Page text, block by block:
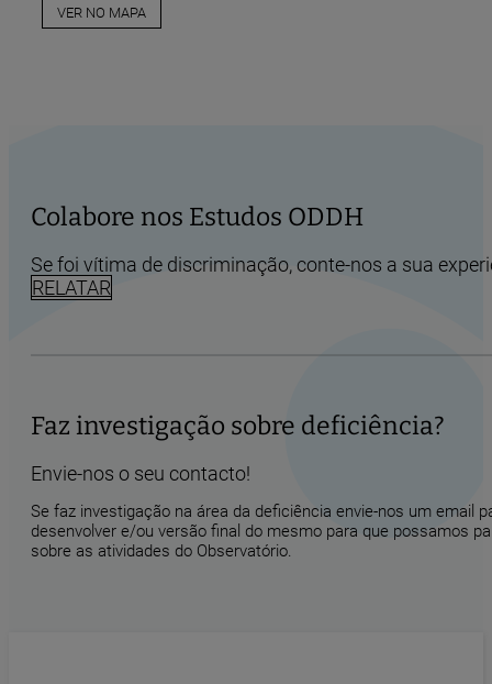
VER NO MAPA
Colabore nos Estudos ODDH
Se foi vítima de discriminação, conte-nos a sua
RELATAR
Faz investigação sobre deficiência?
Envie-nos o seu contacto!
Se faz investigação na área da deficiência envie-nos um
desenvolver e/ou versão final do mesmo para que possamos
sobre as atividades do Observatório.